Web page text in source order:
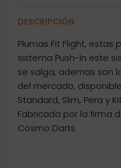
DESCRIPCIÓN
Plumas Fit Flight, estas
sistema Push-In este
se salga, ademas son
del mercado,
Standard, Slim, Pera y
Fabricada por la firma
Cosmo Darts